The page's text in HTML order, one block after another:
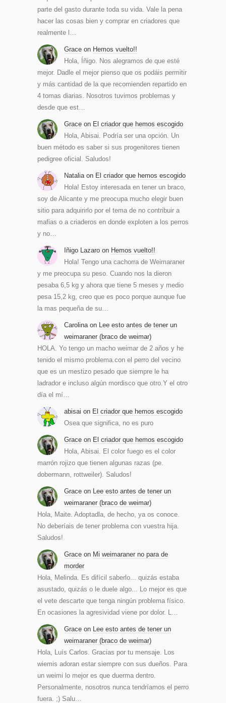
parte del gasto durante toda su vida. Vale la pena
hacer las cosas bien y comprar en criadores que
realmente l…
Grace on Hemos vuelto!!
Hola, Íñigo. Nos alegramos de que esté
mejor. Dadle el mejor pienso que os podáis permitir
y más cantidad de la que recomienden repartido en
4 tomas diarias. Nosotros tuvimos problemas y
desde que est…
Grace on El criador que hemos escogido
Hola, Abisai. Podría ser una opción. Un
buen método es saber si sus progenitores tienen
pedigree oficial. Saludos!
Natalia on El criador que hemos escogido
Hola! Estoy interesada en tener un braco,
soy de Alicante y me preocupa mucho elegir buen
sitio para adquirirlo por el tema de no contribuir a
mafias o a criaderos en donde exploten a los perros
y no…
Iñigo Lazaro on Hemos vuelto!!
Hola! Tengo una cachorra de Weimaraner
y me preocupa su peso. Cuando nos la dieron
pesaba 6,5 kg y ahora que tiene 5 meses y medio
pesa 15,2 kg, creo que es poco porque aunque fue
la mas pequeña de su…
Carolina on Lee esto antes de tener un
weimaraner (braco de weimar)
HOLA. Yo tengo un macho weimar de 2 años y he
tenido el mismo problema.con el perro del vecino
que es un mestizo pesado que siempre le ha
ladrador e incluso algún mordisco que otro.Y el otro
día el mí…
abisai on El criador que hemos escogido
Osea que significa, no es puro
Grace on El criador que hemos escogido
Hola, Abisai. El color fuego es el color
marrón rojizo que tienen algunas razas (pe.
dobermann, rottweiler). Saludos!
Grace on Lee esto antes de tener un
weimaraner (braco de weimar)
Hola, Maite. Adoptadla, de hecho, ya os conoce.
No deberíais de tener problema con vuestra hija.
Saludos!
Grace on Mi weimaraner no para de
morder
Hola, Melinda. Es difícil saberlo... quizás estaba
asustado, quizás o le duele algo... Lo mejor es que
el vete descarte que tenga ningún problema físico.
En ocasiones la agresividad viene por dolor. L…
Grace on Lee esto antes de tener un
weimaraner (braco de weimar)
Hola, Luís Carlos. Gracias por tu mensaje. Los
wiemis adoran estar siempre con sus dueños. Para
un weimi lo mejor es que duerma dentro.
Personalmente, nosotros nunca tendríamos el perro
fuera. ;) Salu…